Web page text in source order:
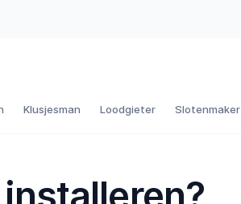
Klusjesman Loodgieter Slotenmaker